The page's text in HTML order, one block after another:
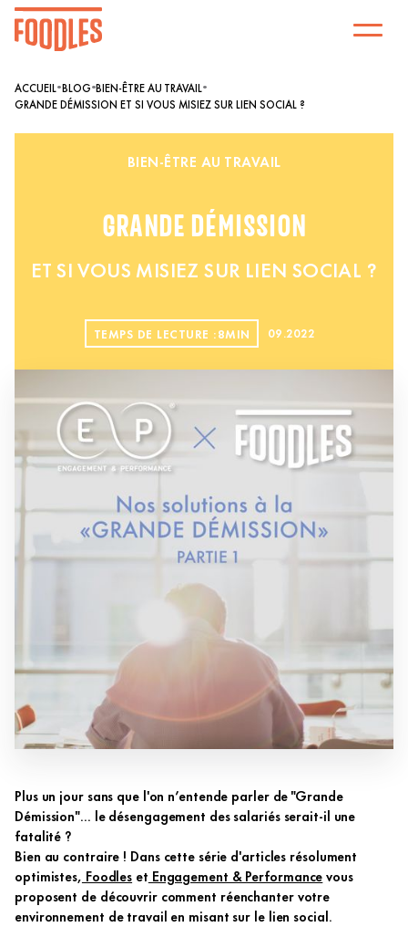
ACCUEIL•BLOG•BIEN-ÊTRE AU TRAVAIL•
GRANDE DÉMISSION ET SI VOUS MISIEZ SUR LIEN SOCIAL ?
BIEN-ÊTRE AU TRAVAIL
GRANDE DÉMISSION
ET SI VOUS MISIEZ SUR LIEN SOCIAL ?
TEMPS DE LECTURE :8MIN 09.2022
Plus un jour sans que l'on n’entende parler de "Grande
Démission"... le désengagement des salariés serait-il une
fatalité ?
Bien au contraire ! Dans cette série d'articles résolument
optimistes, Foodles et Engagement & Performancevous
proposent de découvrir comment réenchanter votre
environnement de travail en misant sur le lien social.